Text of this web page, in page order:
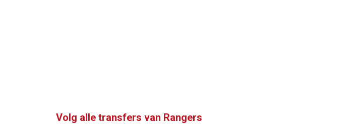
Volg alle transfers van Rangers